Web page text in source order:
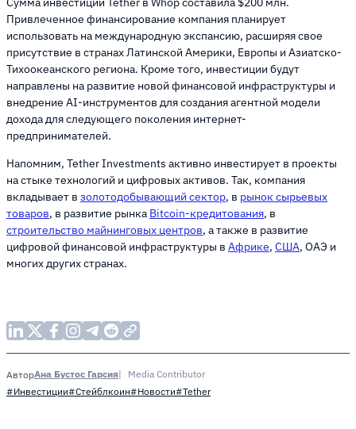
Привлеченное финансирование компания планирует
использовать на международную экспансию, расширяя свое
присутствие в странах Латинской Америки, Европы и Азиатско-
Тихоокеанского региона. Кроме того, инвестиции будут
направлены на развитие новой финансовой инфраструктуры и
внедрение AI-инструментов для создания агентной модели
дохода для следующего поколения интернет-
предпринимателей.
Напомним, Tether Investments активно инвестирует в проекты
на стыке технологий и цифровых активов. Так, компания
вкладывает в золотодобывающий сектор, в рынок сырьевых
товаров, в развитие рынка Bitcoin-кредитования, в
строительство майнинговых центров, а также в развитие
цифровой финансовой инфраструктуры в Африке, США, ОАЭ и
многих других странах.
АвторАна Бустос Гарсия
Media Contributor
#Инвестиции#Стейблкоин#Новости#Tether